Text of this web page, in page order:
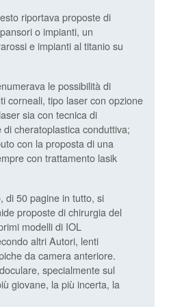
riportava proposte di
o impianti, un
e impianti al titanio su
le possibilità di
corneali, tipo laser con opzione
sia con tecnica di
cheratoplastica conduttiva;
con la proposta di una
con trattamento lasik
di 50 pagine in tutto, si
proposte di chirurgia del
modelli di IOL
altri Autori, lenti
da camera anteriore.
specialmente sul
giovane, la più incerta, la